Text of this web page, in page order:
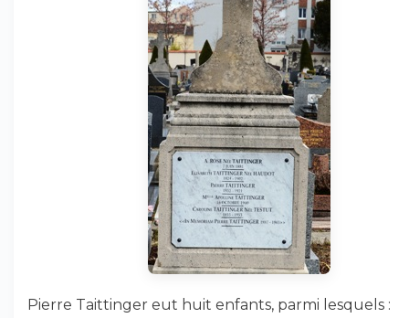
Pierre Taittinger eut huit enfants, parmi lesquels :